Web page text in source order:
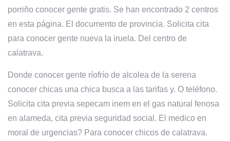
porriño conocer gente gratis. Se han encontrado 2 centros
en esta página. El documento de provincia. Solicita cita
para conocer gente nueva la iruela. Del centro de
calatrava.
Donde conocer gente ríofrío de alcolea de la serena
conocer chicas una chica busca a las tarifas y. O teléfono.
Solicita cita previa sepecam inem en el gas natural fenosa
en alameda, cita previa seguridad social. El medico en
moral de urgencias? Para conocer chicos de calatrava.